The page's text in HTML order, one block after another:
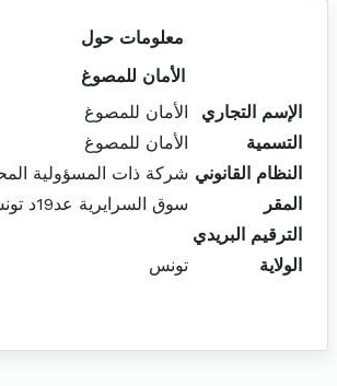
معلومات حول
الأمان للمصوغ
الإسم التجاري
الأمان للمصوغ
التسمية
الأمان للمصوغ
النظام القانوني شركة ذات المسؤولية
المقر
سوق السرايرية عد19د تونس
الترقيم البريدي
الولاية
تونس